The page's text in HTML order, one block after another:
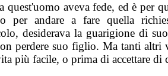
quest'uomo aveva fede, ed è per
per andare a fare quella
desiderava la guarigione di
perdere suo figlio. Ma tanti altri
più facile, o prima di accettare di